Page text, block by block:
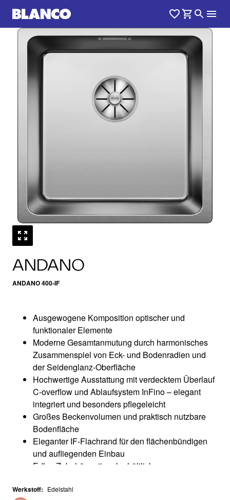
ANDANO
ANDANO 400-IF
1 /0
Ausgewogene Komposition optischer und
funktionaler Elemente
Moderne Gesamtanmutung durch harmonisches
Zusammenspiel von Eck- und Bodenradien und
der Seidenglanz-Oberfläche
Hochwertige Ausstattung mit verdecktem Überlauf
C-overflow und Ablaufsystem InFino – elegant
integriert und besonders pflegeleicht
Großes Beckenvolumen und praktisch nutzbare
Bodenfläche
Eleganter IF-Flachrand für den flächenbündigen
und aufliegenden Einbau
Edles Zubehör optional erhältlich
Werkstoff: Edelstahl